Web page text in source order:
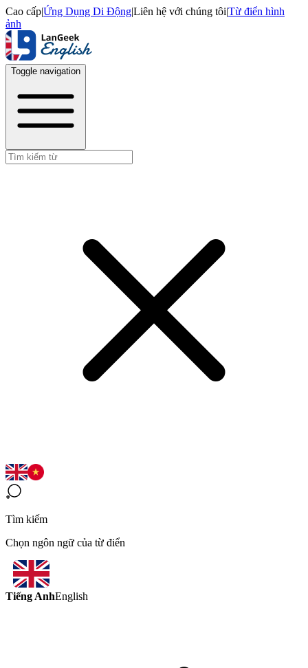
Cao cấp|Ứng Dụng Di Động|Liên hệ với chúng tôi|Từ điển hình
ảnh
Toggle navigation
Tìm kiếm
Chọn ngôn ngữ của từ điển
Tiếng AnhEnglish